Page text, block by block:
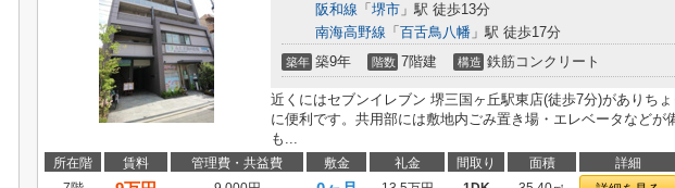
阪和線 「 堺市 」駅 徒歩13分
南海高野線 「 百舌鳥八幡 」駅 徒歩17分
築年 築9年 階数 7階建 構造 鉄筋コンクリート
近くにはセブンイレブン 堺三国ヶ丘駅東店(徒歩7分)がありち
に便利です。共用部には敷地内ごみ置き場・エレベータなどが
も...
所在階 賃料 管理費・共益費 敷金 礼金 間取り 面積 詳細